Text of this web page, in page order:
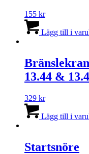
155 kr
Lägg till i
13.44 &
329 kr
Lägg till i
Startsnöre